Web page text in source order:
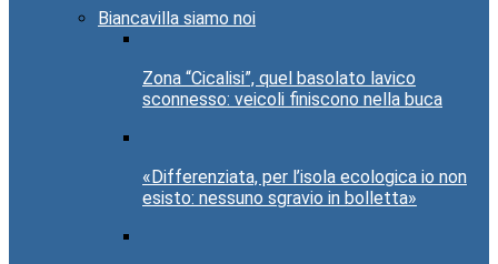
Biancavilla siamo noi
Zona “Cicalisi”, quel basolato lavico
sconnesso: veicoli finiscono nella buca
«Differenziata, per l’isola ecologica io non
esisto: nessuno sgravio in bolletta»